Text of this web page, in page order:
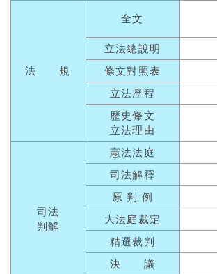
法 規
全文
立法總說明
條文對照表
立法歷程
歷史條文
立法理由
司法
判解
憲法法庭
司法解釋
原 判 例
大法庭裁定
精選裁判
決 議